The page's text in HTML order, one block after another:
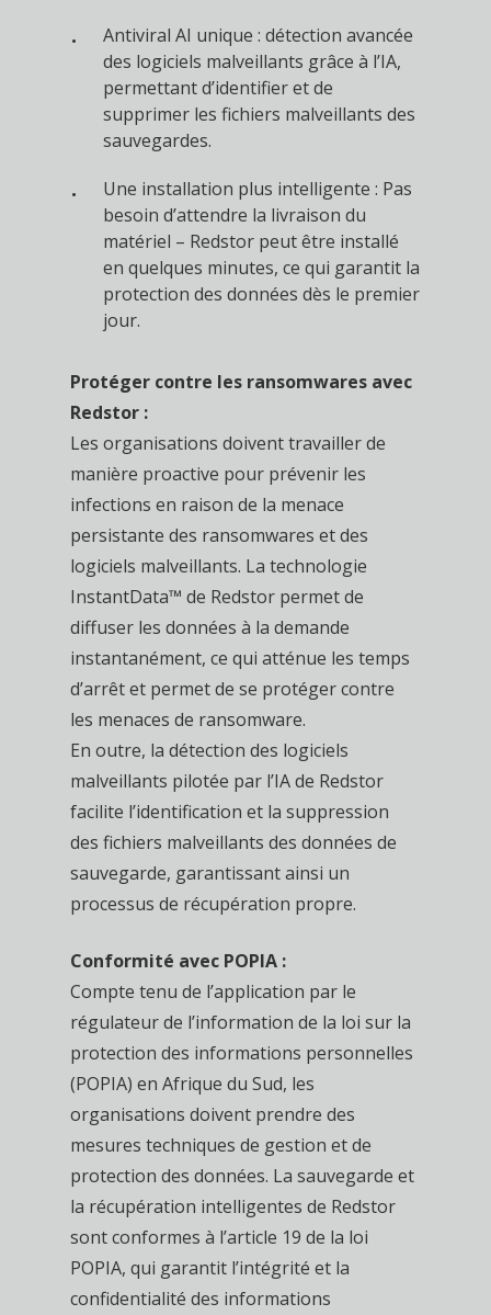
Antiviral AI unique : détection avancée
des logiciels malveillants grâce à l’IA,
permettant d’identifier et de
supprimer les fichiers malveillants des
sauvegardes.
Une installation plus intelligente : Pas
besoin d’attendre la livraison du
matériel – Redstor peut être installé
en quelques minutes, ce qui garantit la
protection des données dès le premier
jour.
Protéger contre les ransomwares avec
Redstor :
Les organisations doivent travailler de
manière proactive pour prévenir les
infections en raison de la menace
persistante des ransomwares et des
logiciels malveillants. La technologie
InstantData™ de Redstor permet de
diffuser les données à la demande
instantanément, ce qui atténue les temps
d’arrêt et permet de se protéger contre
les menaces de ransomware.
En outre, la détection des logiciels
malveillants pilotée par l’IA de Redstor
facilite l’identification et la suppression
des fichiers malveillants des données de
sauvegarde, garantissant ainsi un
processus de récupération propre.
Conformité avec POPIA :
Compte tenu de l’application par le
régulateur de l’information de la loi sur la
protection des informations personnelles
(POPIA) en Afrique du Sud, les
organisations doivent prendre des
mesures techniques de gestion et de
protection des données. La sauvegarde et
la récupération intelligentes de Redstor
sont conformes à l’article 19 de la loi
POPIA, qui garantit l’intégrité et la
confidentialité des informations